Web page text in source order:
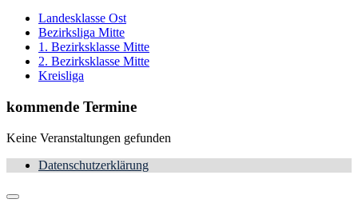
Landesklasse Ost
Bezirksliga Mitte
1. Bezirksklasse Mitte
2. Bezirksklasse Mitte
Kreisliga
kommende Termine
Keine Veranstaltungen gefunden
Datenschutzerklärung